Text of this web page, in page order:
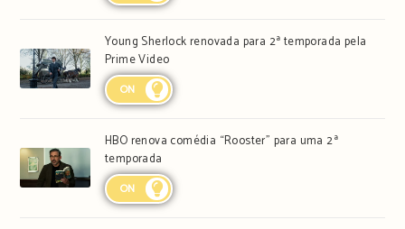
Young Sherlock renovada para 2ª temporada pela
Prime Video
ON
HBO renova comédia “Rooster” para uma 2ª
temporada
ON